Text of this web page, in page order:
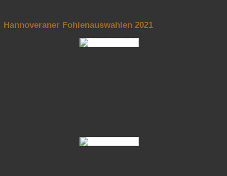
Hannoveraner Fohlenauswahlen 2021
Fotos Hannoveraner Fohlenauswahlen 2021 04